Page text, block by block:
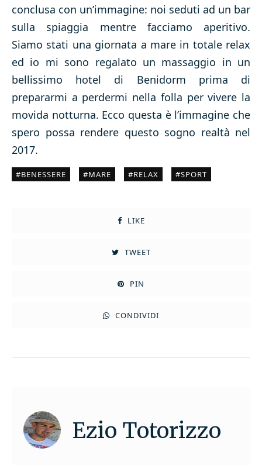
conclusa con un’immagine: noi seduti ad un bar
sulla spiaggia mentre facciamo aperitivo.
Siamo stati una giornata a mare in totale relax
ed io mi sono regalato un massaggio in un
bellissimo hotel di Benidorm prima di
prepararmi a perdermi nella folla per vivere la
movida notturna. Ecco questa è l’immagine che
spero possa rendere questo sogno realtà nel
2017.
BENESSERE MARE RELAX SPORT
LIKE
TWEET
PIN
CONDIVIDI
Ezio Totorizzo